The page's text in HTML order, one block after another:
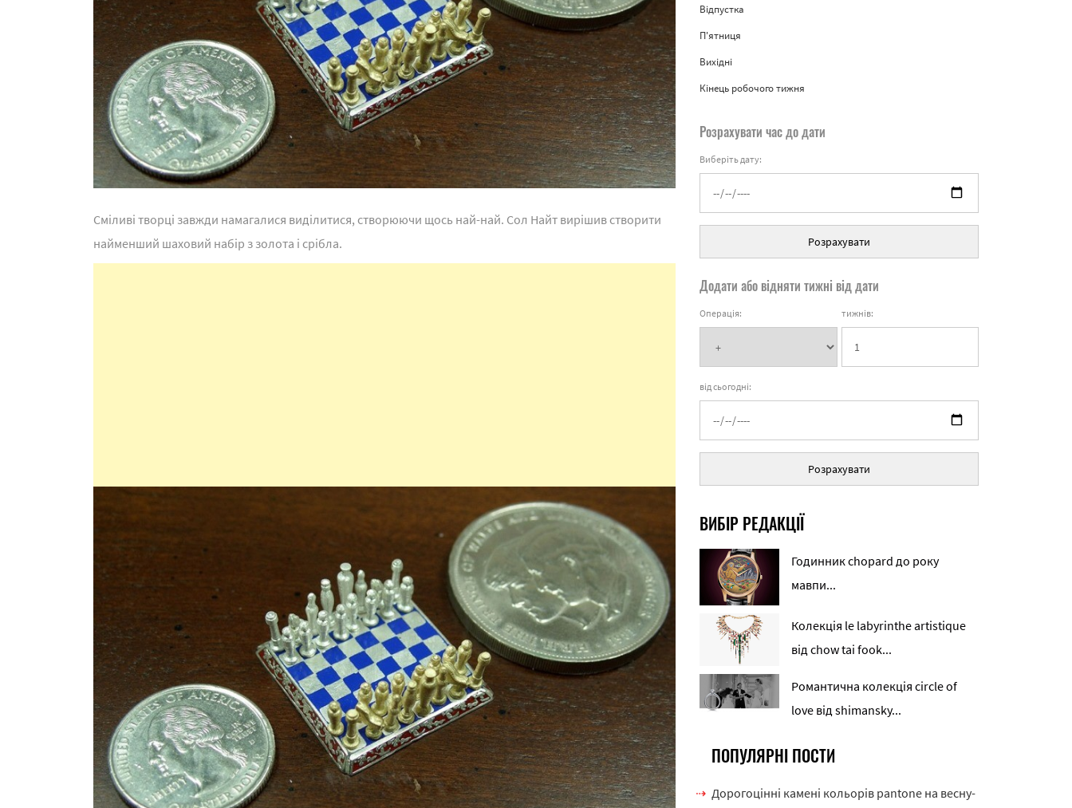
Сміливі творці завжди намагалися виділитися, створюючи щось най-най. Сол Найт вирішив створити
найменший шаховий набір з золота і срібла.
Відпустка
П'ятниця
Вихідні
Кінець робочого тижня
Розрахувати час до дати
Виберіть дату:
Розрахувати
Додати або відняти тижні від дати
Операція: тижнів:
від сьогодні:
Розрахувати
ВИБІР РЕДАКЦІЇ
Годинник chopard до року
мавпи...
Колекція le labyrinthe artistique
від chow tai fook...
Романтична колекція circle of
love від shimansky...
ПОПУЛЯРНІ ПОСТИ
Дорогоцінні камені кольорів pantone на весну-